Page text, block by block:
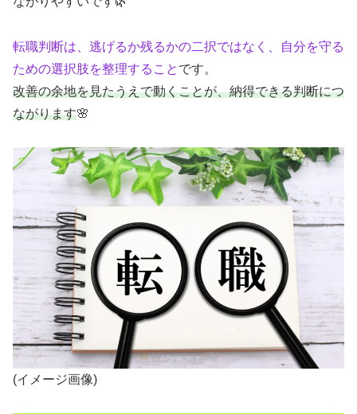
転職判断は、逃げるか残るかの二択ではなく、自分を守る
ための選択肢を整理すること です。
改善の余地を見たうえで動くことが、納得できる判断につ
ながります🌸
(イメージ画像)